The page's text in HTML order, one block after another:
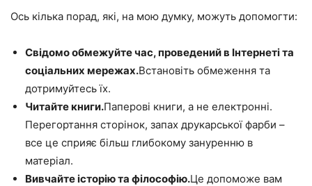
Ось кілька порад, які, на мою думку, можуть допомогти:
Свідомо обмежуйте час, проведений в Інтернеті та
соціальних мережах.Встановіть обмеження та
дотримуйтесь їх.
Читайте книги.Паперові книги, а не електронні.
Перегортання сторінок, запах друкарської фарби –
все це сприяє більш глибокому зануренню в
матеріал.
Вивчайте історію та філософію.Це допоможе вам